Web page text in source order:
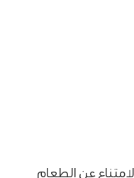
عن الطعام